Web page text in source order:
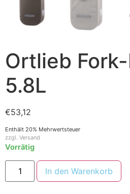
Ortlieb
5.8L
€53,12
Enthält 20% Mehrwertsteuer
zzgl. Versand
Vorrätig
In den Warenkorb